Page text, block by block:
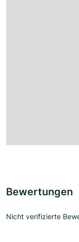
Bewertungen
Nicht verifizierte